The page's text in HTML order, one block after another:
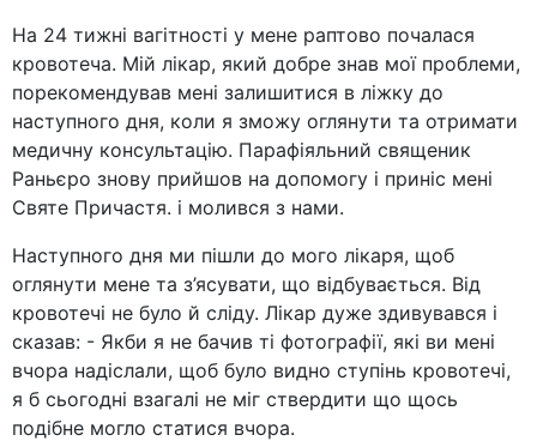
На 24 тижні вагітності у мене раптово почалася
кровотеча. Мій лікар, який добре знав мої проблеми,
порекомендував мені залишитися в ліжку до
наступного дня, коли я зможу оглянути та отримати
медичну консультацію. Парафіяльний священик
Раньєро знову прийшов на допомогу і приніс мені
Святе Причастя. і молився з нами.
Наступного дня ми пішли до мого лікаря, щоб
оглянути мене та з’ясувати, що відбувається. Від
кровотечі не було й сліду. Лікар дуже здивувався і
сказав: - Якби я не бачив ті фотографії, які ви мені
вчора надіслали, щоб було видно ступінь кровотечі,
я б сьогодні взагалі не міг ствердити що щось
подібне могло статися вчора.